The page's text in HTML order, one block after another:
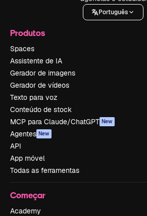
Português
Produtos
Spaces
Assistente de IA
Gerador de imagens
Gerador de vídeos
Texto para voz
Conteúdo de stock
MCP para Claude/ChatGPT New
Agentes New
API
App móvel
Todas as ferramentas
Começar
Academy